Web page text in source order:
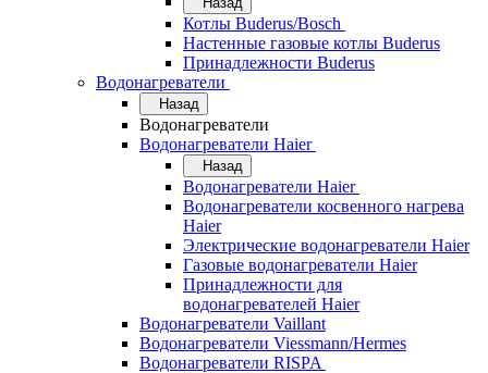
Котлы Buderus/Bosch
Настенные газовые котлы Buderus
Принадлежности Buderus
Водонагреватели
Назад
Водонагреватели
Водонагреватели Haier
Назад
Водонагреватели Haier
Водонагреватели косвенного нагрева
Haier
Электрические водонагреватели Haier
Газовые водонагреватели Haier
Принадлежности для
водонагревателей Haier
Водонагреватели Vaillant
Водонагреватели Viessmann/Hermes
Водонагреватели RISPA